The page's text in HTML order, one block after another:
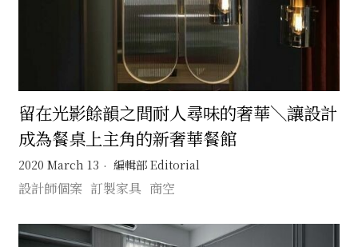
留在光影餘韻之間耐人尋味的奢華＼讓設計
成為餐桌上主角的新奢華餐館
2020 March 13 編輯部 Editorial
設計師個案 訂製家具 商空